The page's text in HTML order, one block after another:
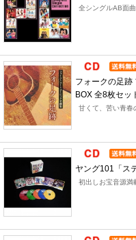
全シングルAB面
フォークの足跡
BOX 全8枚セッ
甘くて、苦い青春
ヤング101「ス
初出しお宝音源満